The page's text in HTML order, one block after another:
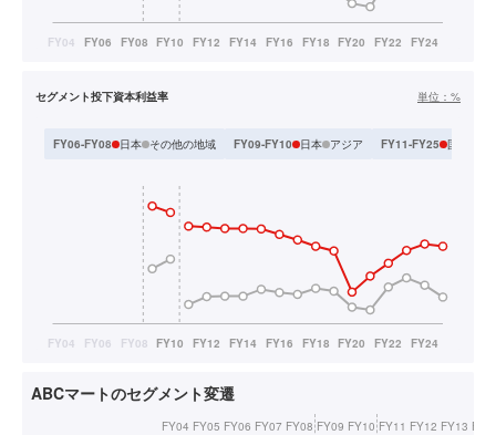
セグメント投下資本利益率 単位： %
FY06-FY08 日本 その他の地域 FY09-FY10 日本 アジア FY11-FY25 国内
ABCマートのセグメント変遷
FY04 FY05 FY06 FY07 FY08 FY09 FY10 FY11 FY12 FY13